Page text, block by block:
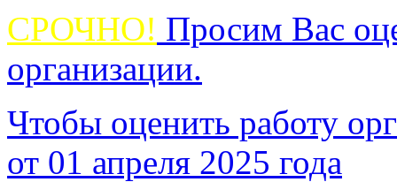
СРОЧНО! Просим Вас
организации.
Чтобы оценить работу
от 01 апреля 2025 года